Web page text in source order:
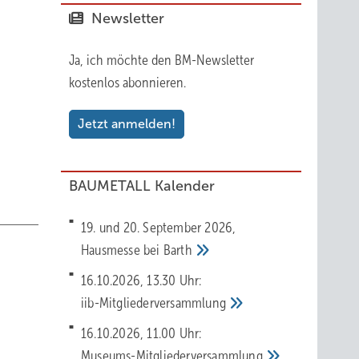
mit
Newsletter
Ja, ich möchte den BM-Newsletter
kostenlos abonnieren.
Jetzt anmelden!
BAUMETALL Kalender
19. und 20. September 2026,
Hausmesse bei Barth
16.10.2026, 13.30 Uhr:
iib-Mitgliederversammlung
16.10.2026, 11.00 Uhr:
Museums-Mitgliederversammlung